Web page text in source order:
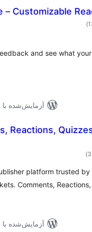
– Customizable
مجموع
امتیازها)
and see what
آزمایش‌شده با 6.1.11
Reactions,
مجموع
امتیازها)
platform trusted
Comments, Reactions,
آزمایش‌شده با 7.0.3